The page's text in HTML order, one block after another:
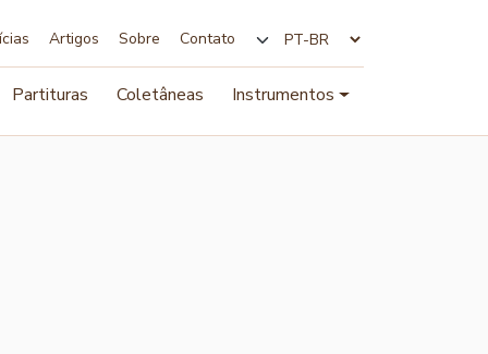
Artigos Sobre Contato
Partituras Coletâneas Instrumentos